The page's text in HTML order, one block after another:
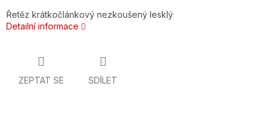
Řetěz krátkočlánkový nezkoušený lesklý
Detailní informace
ZEPTAT SE SDÍLET